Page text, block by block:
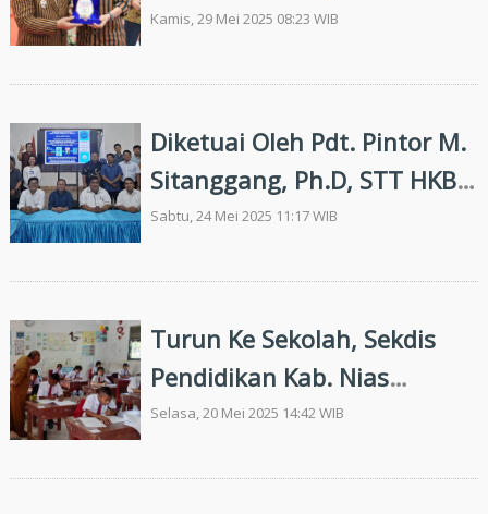
Wisudawan ULB Ciptakan
Kamis, 29 Mei 2025 08:23 WIB
Diketuai Oleh Pdt. Pintor M.
Sitanggang, Ph.D, STT HKBP
Seminarkan Penelitian Spirit
Sabtu, 24 Mei 2025 11:17 WIB
Turun Ke Sekolah, Sekdis
Pendidikan Kab. Nias
Pastikan UAS Berjalan
Selasa, 20 Mei 2025 14:42 WIB